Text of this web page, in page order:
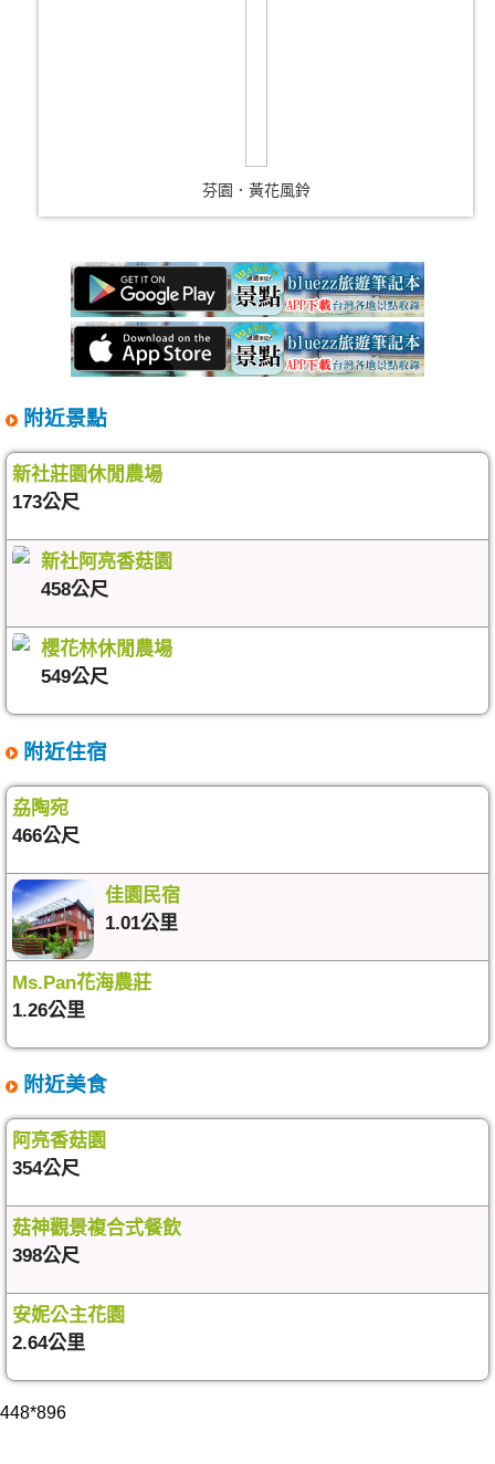
芬園．黃花風鈴
附近景點
新社莊園休閒農場
173公尺
新社阿亮香菇園
458公尺
櫻花林休閒農場
549公尺
附近住宿
劦陶宛
466公尺
佳園民宿
1.01公里
Ms.Pan花海農莊
1.26公里
附近美食
阿亮香菇園
354公尺
菇神觀景複合式餐飲
398公尺
安妮公主花園
2.64公里
448*896